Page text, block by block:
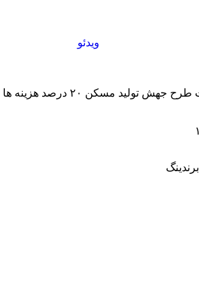
ویدئو
تولید مسکن ۲۰ درصد هزینه ها را پوشش می دهد